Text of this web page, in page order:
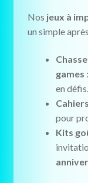
Nos jeux à
un simple
games
en défis.
pour
Kits